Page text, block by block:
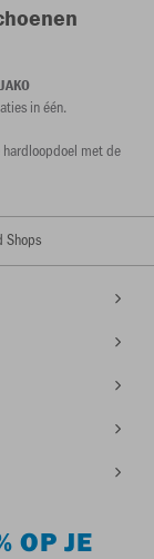
JAKO
in één.
met de
Shops
OP JE